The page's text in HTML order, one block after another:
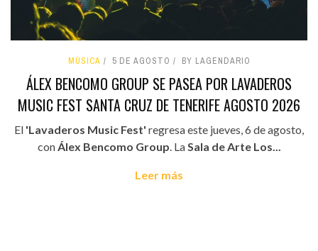
MÚSICA 5 DE AGOSTO BY LAGENDARIO
ÁLEX BENCOMO GROUP SE PASEA POR LAVADEROS
MUSIC FEST SANTA CRUZ DE TENERIFE AGOSTO 2026
El 'Lavaderos Music Fest' regresa este jueves, 6 de agosto,
conÁlex Bencomo Group. LaSala de Arte Los...
Leer más